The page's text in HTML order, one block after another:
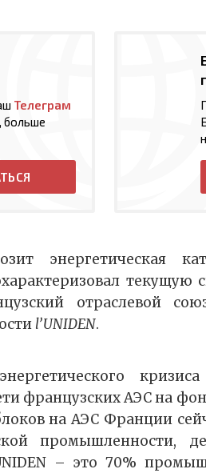
Телеграм
больше
энергетическая
текущую
отраслевой
l’UNIDEN.
французских АЭС на
на АЭС Франции
промышленности,
– это 70%